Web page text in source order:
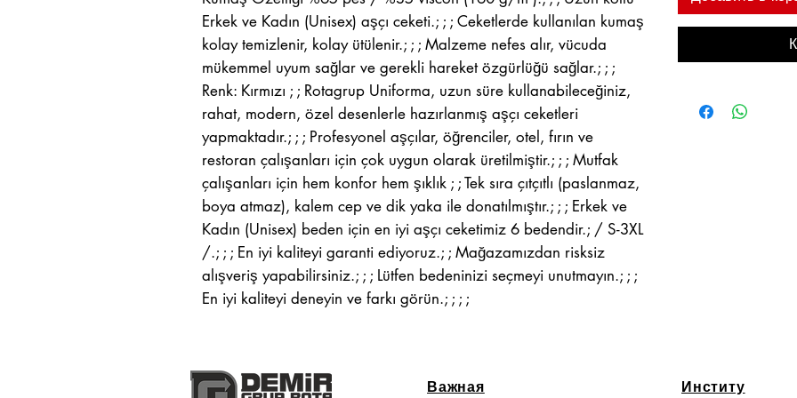
Erkek ve Kadın (Unisex) aşçı ceketi.; ; ; Ceketlerde kullanılan kumaş
kolay temizlenir, kolay ütülenir.; ; ; Malzeme nefes alır, vücuda
mükemmel uyum sağlar ve gerekli hareket özgürlüğü sağlar.; ; ;
Renk: Kırmızı ; ; Rotagrup Uniforma, uzun süre kullanabileceğiniz,
rahat, modern, özel desenlerle hazırlanmış aşçı ceketleri
yapmaktadır.; ; ; Profesyonel aşçılar, öğrenciler, otel, fırın ve
restoran çalışanları için çok uygun olarak üretilmiştir.; ; ; Mutfak
çalışanları için hem konfor hem şıklık ; ; Tek sıra çıtçıtlı (paslanmaz,
boya atmaz), kalem cep ve dik yaka ile donatılmıştır.; ; ; Erkek ve
Kadın (Unisex) beden için en iyi aşçı ceketimiz 6 bedendir.; / S-3XL
/.; ; ; En iyi kaliteyi garanti ediyoruz.; ; Mağazamızdan risksiz
alışveriş yapabilirsiniz.; ; ; Lütfen bedeninizi seçmeyi unutmayın.; ; ;
En iyi kaliteyi deneyin ve farkı görün.; ; ; ;
Важная
Институ